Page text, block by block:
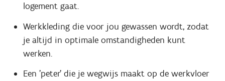
logement gaat.
Werkkleding die voor jou gewassen wordt, zodat
je altijd in optimale omstandigheden kunt
werken.
Een 'peter' die je wegwijs maakt op de werkvloer